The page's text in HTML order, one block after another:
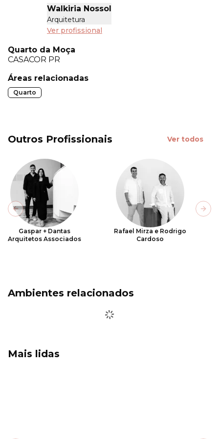
Walkiria Nossol
Arquitetura
Ver profissional
Quarto da Moça
CASACOR PR
Áreas relacionadas
Quarto
Outros Profissionais Ver todos
Gaspar + Dantas
Arquitetos Associados
Rafael Mirza e Rodrigo
Cardoso
Previous slide
Ambientes relacionados
Mais lidas